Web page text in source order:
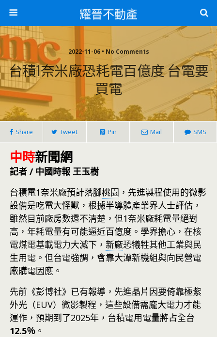
耀晉不動產
2022-11-06 • No Comments
台積1奈米廠恐耗電百億度 台電要
買電
Share Tweet Pin Mail SMS
中時新聞網
記者 / 中國時報 王玉樹
台積電1奈米廠預計落腳桃園 ，先進製程使用的微影
設備是吃電大怪獸，根據半導體產業界人士評估，
雖然目前廠房數還不清楚，但1奈米廠耗電量絕對
高，年耗電量有可能逼近百億度。學界擔心，在核
電煤電基載電力大減下， 新廠恐犧牲其他工業與民
生用電。但台電強調，會靠大潭新機組與向民營電
廠購電因應。
先前《彭博社》已有報導，先進晶片因要倚靠極紫
外光（EUV）微影製程，這些設備需龐大電力才能
運作，預期到了2025年，台積電用電量將占全台
12.5％ 。